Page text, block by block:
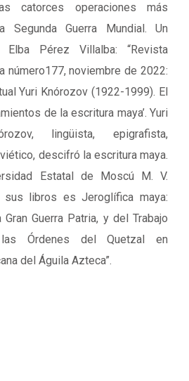
operaciones más
Segunda Guerra Mundial. Un
Pérez Villalba: “Revista
número177, noviembre de 2022:
Yuri Knórozov (1922-1999). El
de la escritura maya’. Yuri
lingüista, epigrafista,
descifró la escritura maya.
Estatal de Moscú M. V.
sus libros es Jeroglífica maya:
Guerra Patria, y del Trabajo
Órdenes del Quetzal en
del Águila Azteca”.